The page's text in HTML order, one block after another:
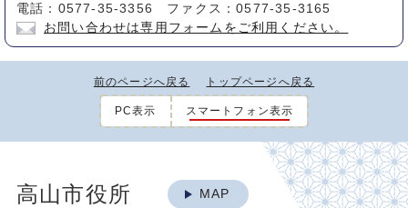
電話：0577-35-3356 ファクス：0577-35-3165
お問い合わせは専用フォームをご利用ください。
前のページへ戻る トップページへ戻る
PC表示 スマートフォン表示
高山市役所 MAP